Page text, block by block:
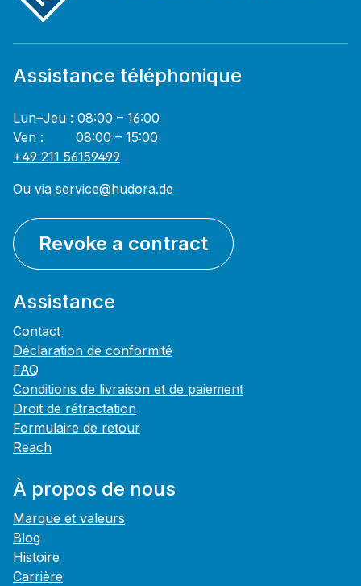
Assistance téléphonique
Lun–Jeu : 08:00 – 16:00
Ven : 08:00 – 15:00
+49 211 56159499
Ou via service@hudora.de
Revoke a contract
Assistance
Contact
Déclaration de conformité
FAQ
Conditions de livraison et de paiement
Droit de rétractation
Formulaire de retour
Reach
À propos de nous
Marque et valeurs
Blog
Histoire
Carrière